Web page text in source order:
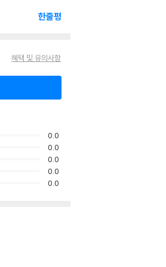
한줄평
혜택 및 유의사항
0.0
0.0
0.0
0.0
0.0